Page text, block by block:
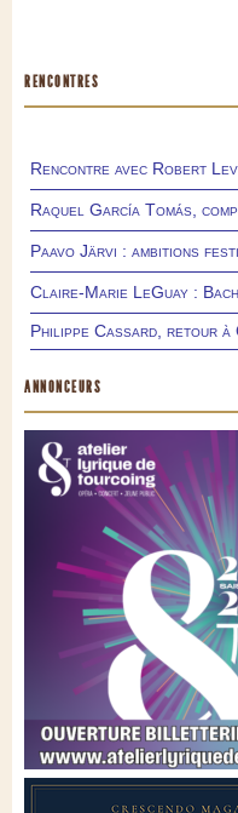
RENCONTRES
Rencontre avec Robert
Raquel García Tomás,
Paavo Järvi : ambitions
Claire-Marie LeGuay :
Philippe Cassard, retour à
ANNONCEURS